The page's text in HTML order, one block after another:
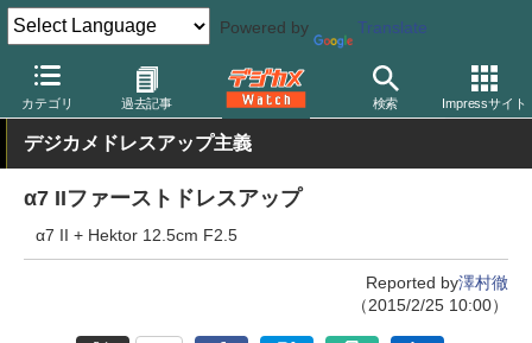
Powered by Translate
カテゴリ 過去記事 検索 Impressサイト
デジカメ Watch カメラ ミラーレスカメラ ソニー
デジカメドレスアップ主義
α7 IIファーストドレスアップ
α7 II + Hektor 12.5cm F2.5
Reported by澤村徹
（2015/2/25 10:00）